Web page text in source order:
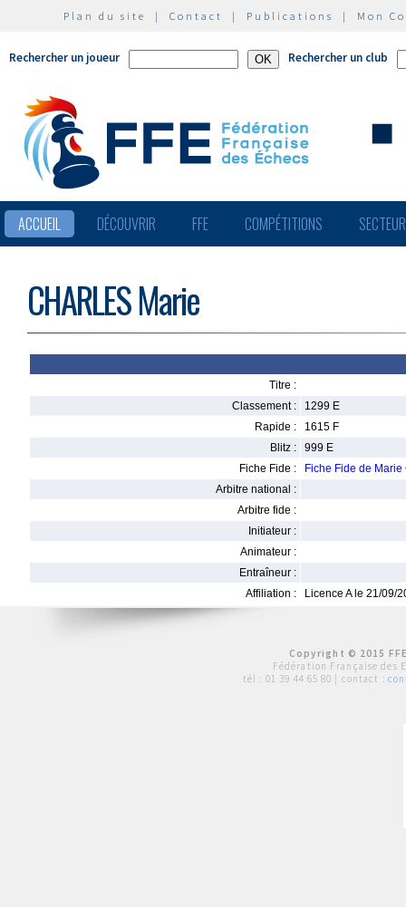
Plan du site | Contact | Publications | Mon
Rechercher un joueur Rechercher un club
ACCUEIL DÉCOUVRIR FFE COMPÉTITIONS
CHARLES Marie
Titre :
Classement :
1299 E
Rapide :
1615 F
Blitz :
999 E
Fiche Fide :
Fiche Fide de Marie
Arbitre national :
Arbitre fide :
Initiateur :
Animateur :
Entraîneur :
Affiliation :
Licence A le 21/09/
Copyright © 2015
Fédération Française des
tél : 01 39 44 65 80 | contact :